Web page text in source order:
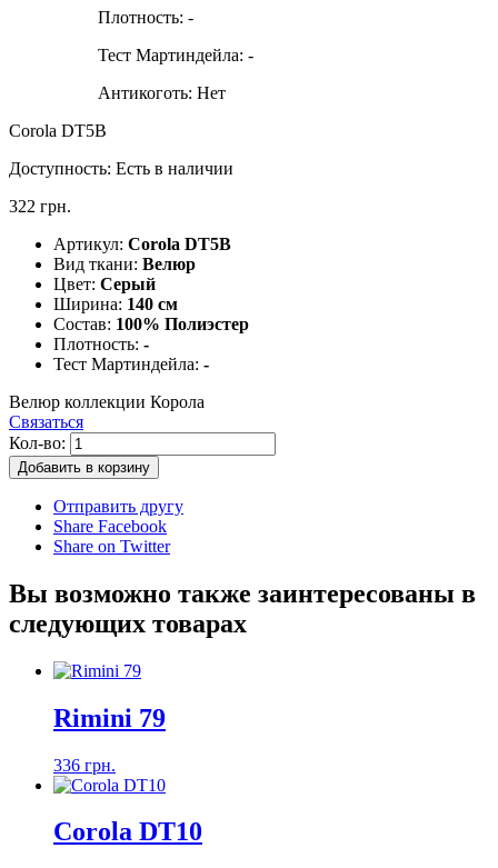
Плотность: -
Тест Мартиндейла: -
Антикоготь: Нет
Corola DT5B
Доступность: Есть в наличии
322 грн.
Артикул: Corola DT5B
Вид ткани: Велюр
Цвет: Серый
Ширина: 140 см
Состав: 100% Полиэстер
Плотность: -
Тест Мартиндейла: -
Велюр коллекции Корола
Связаться
Кол-во:
Добавить в корзину
Отправить другу
Share Facebook
Share on Twitter
Вы возможно также заинтересованы в
следующих товарах
Rimini 79
336 грн.
Corola DT10